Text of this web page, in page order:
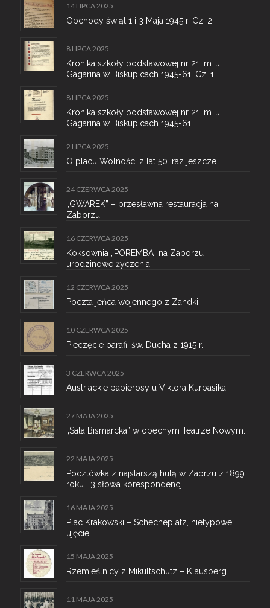
14 LIPCA 2025
Obchody świąt 1 i 3 Maja 1945 r. Cz. 2
8 LIPCA 2025
Kronika szkoły podstawowej nr 21 im. J.
Gagarina w Biskupicach 1945-61. Cz. 1
8 LIPCA 2025
Kronika szkoły podstawowej nr 21 im. J.
Gagarina w Biskupicach 1945-61.
2 LIPCA 2025
O placu Wolności z lat 50. raz jeszcze.
24 CZERWCA 2025
„GWAREK” – przesławna restauracja na
Zaborzu.
16 CZERWCA 2025
Koksownia „POREMBA” na Zaborzu i
urodzinowe życzenia.
12 CZERWCA 2025
Poczta jeńca wojennego z Zandki.
10 CZERWCA 2025
Pieczęcie parafii św. Ducha z 1915 r.
3 CZERWCA 2025
Austriackie papierosy u Viktora Kurbasika.
27 MAJA 2025
„Sala Bismarcka” w obecnym Teatrze Nowym.
22 MAJA 2025
Pocztówka z najstarszą hutą w Zabrzu z 1899
roku i 3 słowa korespondencji.
16 MAJA 2025
Plac Krakowski – Schecheplatz, nietypowe
ujęcie.
15 MAJA 2025
Rzemieślnicy z Mikultschütz – Klausberg.
11 MAJA 2025